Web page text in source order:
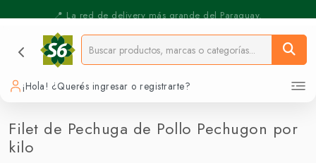
⚡️ Pickup Express - Retirás en 30 min.
¡Hola! ¿Querés ingresar o registrarte?
Filet de Pechuga de Pollo Pechugon por
kilo